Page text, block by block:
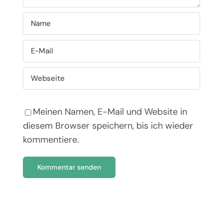
Meinen Namen, E-Mail und Website in
diesem Browser speichern, bis ich wieder
kommentiere.